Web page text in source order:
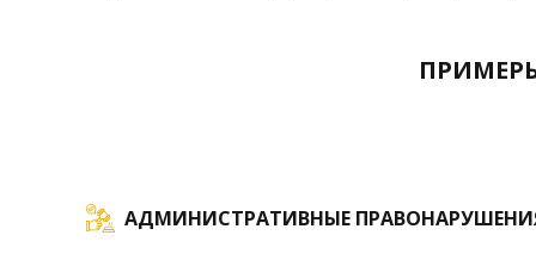
АДМИНИСТРАТИВНЫЕ